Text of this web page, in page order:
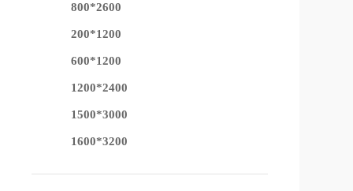
800*2600
200*1200
600*1200
1200*2400
1500*3000
1600*3200